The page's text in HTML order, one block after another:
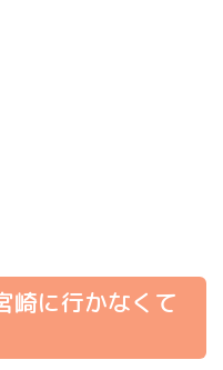
崎に行かなくて